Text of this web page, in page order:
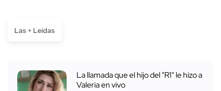
Las + Leídas
La llamada que el hijo del "R1" le hizo a
Valeria en vivo